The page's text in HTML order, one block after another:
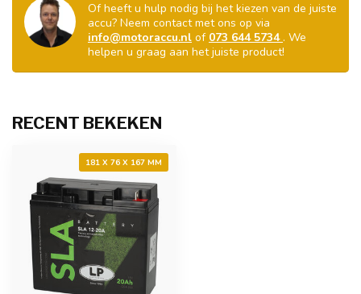
Of heeft u hulp nodig bij het kiezen van de juiste
accu? Neem contact met ons op via
info@motoraccu.nl of 073 644 5734 . We
helpen u graag aan het juiste product!
RECENT BEKEKEN
181 X 76 X 167 MM